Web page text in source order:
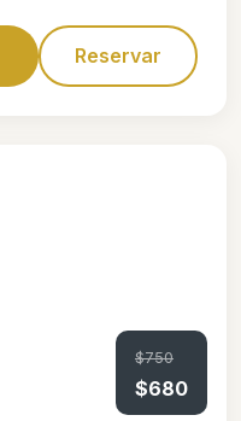
Reservar
$750
$680